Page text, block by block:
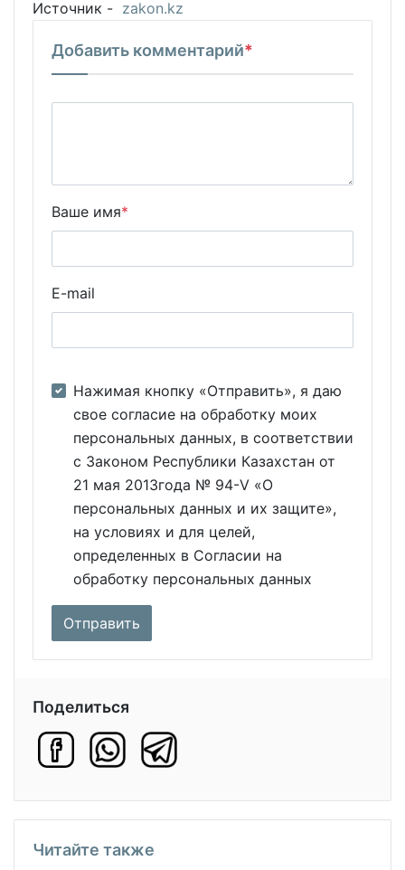
Источник - zakon.kz
Добавить комментарий*
Ваше имя*
E-mail
Нажимая кнопку «Отправить», я даю
свое согласие на обработку моих
персональных данных, в соответствии
с Законом Республики Казахстан от
21 мая 2013года № 94-V «О
персональных данных и их защите»,
на условиях и для целей,
определенных в Согласии на
обработку персональных данных
Поделиться
Читайте также